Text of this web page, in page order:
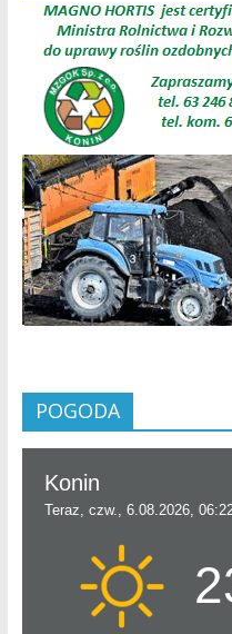
POGODA